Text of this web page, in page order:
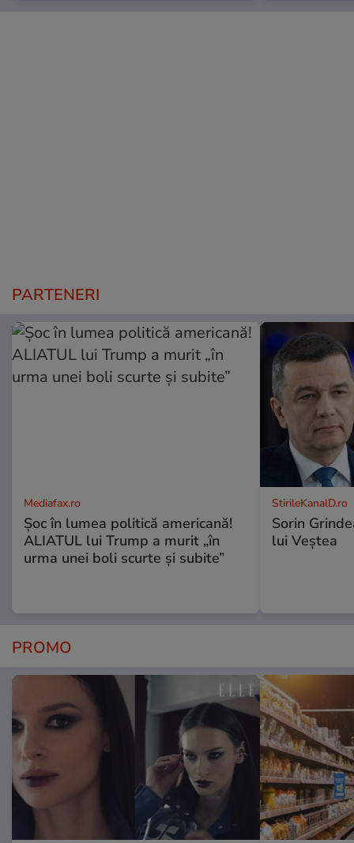
PARTENERI
Mediafax.ro
Șoc în lumea politică americană!
ALIATUL lui Trump a murit „în
urma unei boli scurte și subite”
StirileKanalD.ro
Sorin
lui Veștea
PROMO